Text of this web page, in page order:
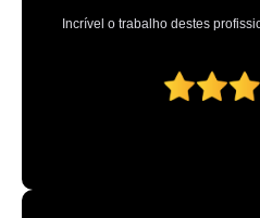
Incrível o trabalho destes